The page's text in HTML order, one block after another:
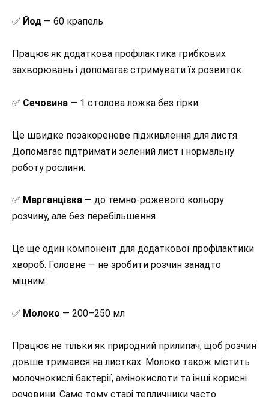
✅ Йод — 60 крапель
Працює як додаткова профілактика грибкових
захворювань і допомагає стримувати їх розвиток.
✅ Сечовина — 1 столова ложка без гірки
Це швидке позакореневе підживлення для листя.
Допомагає підтримати зелений лист і нормальну
роботу рослини.
✅ Марганцівка — до темно-рожевого кольору
розчину, але без перебільшення
Це ще один компонент для додаткової профілактики
хвороб. Головне — не зробити розчин занадто
міцним.
✅ Молоко — 200–250 мл
Працює не тільки як природний прилипач, щоб розчин
довше тримався на листках. Молоко також містить
молочнокислі бактерії, амінокислоти та інші корисні
речовини. Саме тому старі тепличники часто